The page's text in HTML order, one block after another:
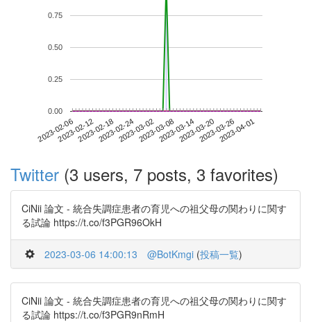
2023-02-062023-02-122023-02-182023-02-242023-03-022023-03-082023-03-142023-03-202023-03-262023-04-01
0.00
0.25
0.50
0.75
Twitter (3 users, 7 posts, 3 favorites)
CiNii 論文 - 統合失調症患者の育児への祖父母の関わりに関す
る試論 https://t.co/f3PGR96OkH
2023-03-06 14:00:13 @BotKmgi (投稿一覧)
CiNii 論文 - 統合失調症患者の育児への祖父母の関わりに関す
る試論 https://t.co/f3PGR9nRmH